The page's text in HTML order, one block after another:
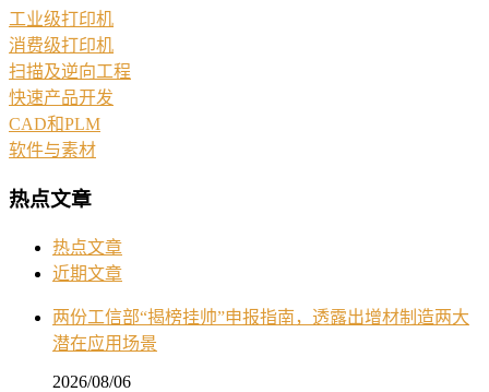
工业级打印机
消费级打印机
扫描及逆向工程
快速产品开发
CAD和PLM
软件与素材
热点文章
热点文章
近期文章
两份工信部“揭榜挂帅”申报指南，透露出增材制造两大
潜在应用场景
2026/08/06